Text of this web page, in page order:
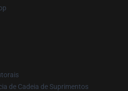
de Cadeia de Suprimentos